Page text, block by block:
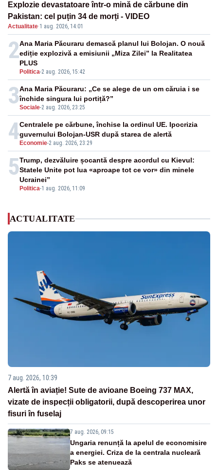
Explozie devastatoare într-o mină de cărbune din
Pakistan: cel puțin 34 de morți - VIDEO
Actualitate·1 aug. 2026, 14:01
2
Politica-2 aug. 2026, 15:42
Ana Maria Păcuraru demască planul lui Bolojan. O nouă
ediție explozivă a emisiunii „Miza Zilei” la Realitatea
PLUS
3Sociale-2 aug. 2026, 23:25
Ana Maria Păcuraru: „Ce se alege de un om căruia i se
închide singura lui portiță?”
4 Economie-2 aug. 2026, 23:29
Centralele pe cărbune, închise la ordinul UE. Ipocrizia
guvernului Bolojan-USR după starea de alertă
5
Politica-1 aug. 2026, 11:09
Trump, dezvăluire șocantă despre acordul cu Kievul:
Statele Unite pot lua «aproape tot ce vor» din minele
Ucrainei”
ACTUALITATE
7 aug. 2026, 10:39
Alertă în aviație! Sute de avioane Boeing 737 MAX,
vizate de inspecții obligatorii, după descoperirea unor
fisuri în fuselaj
7 aug. 2026, 09:15
Ungaria renunță la apelul de economisire
a energiei. Criza de la centrala nucleară
Paks se atenuează